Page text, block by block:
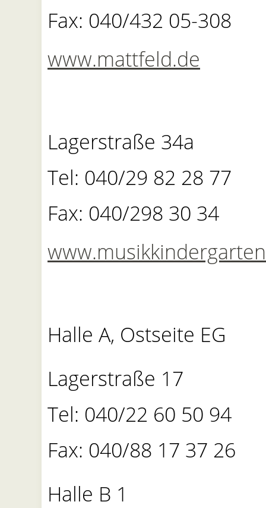
Fax: 040/432 05-308
www.mattfeld.de
Lagerstraße 34a
Tel: 040/29 82 28 77
Fax: 040/298 30 34
Halle A, Ostseite EG
Lagerstraße 17
Tel: 040/22 60 50 94
Fax: 040/88 17 37 26
Halle B 1